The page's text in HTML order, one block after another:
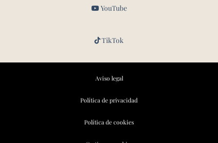
YouTube
TikTok
Aviso legal
Política de privacidad
Política de cookies